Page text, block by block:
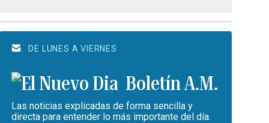
DE LUNES A VIERNES
Boletín A.M.
Las noticias explicadas de forma sencilla y
directa para entender lo más importante del día.